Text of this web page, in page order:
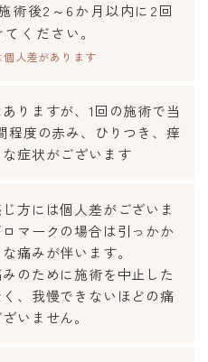
術後2～6か月以内に2回
ください。
人差があります
りますが、1回の施術で当
程度の赤み、ひりつき、痒
症状がございます
方には個人差がございま
マークの場合は引っかか
痛みが伴います。
のために施術を中止した
、我慢できないほどの痛
いません。